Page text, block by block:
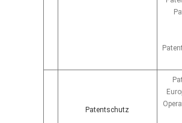
Patentschutz